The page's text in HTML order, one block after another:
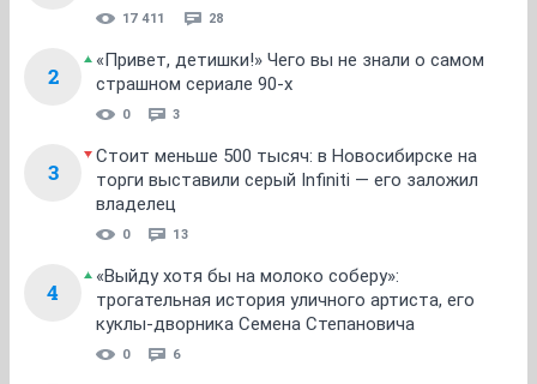
17 411 28
2
«Привет, детишки!» Чего вы не знали о самом
страшном сериале 90-х
0 3
3
Стоит меньше 500 тысяч: в Новосибирске на
торги выставили серый Infiniti — его заложил
владелец
0 13
4
«Выйду хотя бы на молоко соберу»:
трогательная история уличного артиста, его
куклы-дворника Семена Степановича
0 6